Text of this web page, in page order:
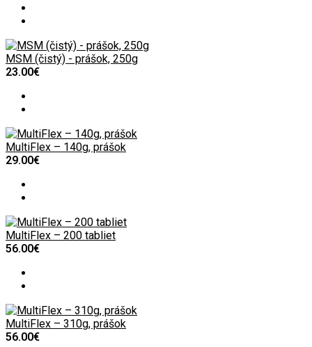
MSM (čistý) - prášok, 250g
23.00€
MultiFlex – 140g, prášok
29.00€
MultiFlex – 200 tabliet
56.00€
MultiFlex – 310g, prášok
56.00€